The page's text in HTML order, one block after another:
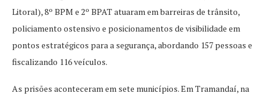
Litoral), 8º BPM e 2º BPAT atuaram em barreiras de trânsito,
policiamento ostensivo e posicionamentos de visibilidade em
pontos estratégicos para a segurança, abordando 157 pessoas e
fiscalizando 116 veículos.
As prisões aconteceram em sete municípios. Em Tramandaí, na